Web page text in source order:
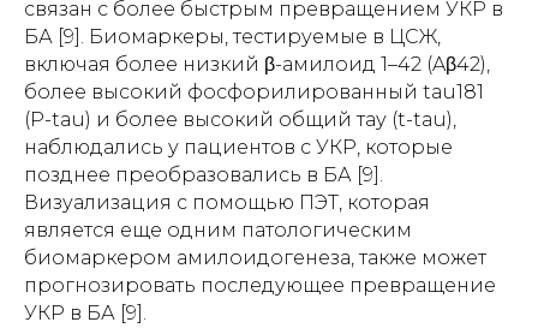
связан с более быстрым превращением УКР в
БА [9]. Биомаркеры, тестируемые в ЦСЖ,
включая более низкий β-амилоид 1–42 (Aβ42),
более высокий фосфорилированный tau181
(P-tau) и более высокий общий тау (t-tau),
наблюдались у пациентов с УКР, которые
позднее преобразовались в БА [9].
Визуализация с помощью ПЭТ, которая
является еще одним патологическим
биомаркером амилоидогенеза, также может
прогнозировать последующее превращение
УКР в БА [9].